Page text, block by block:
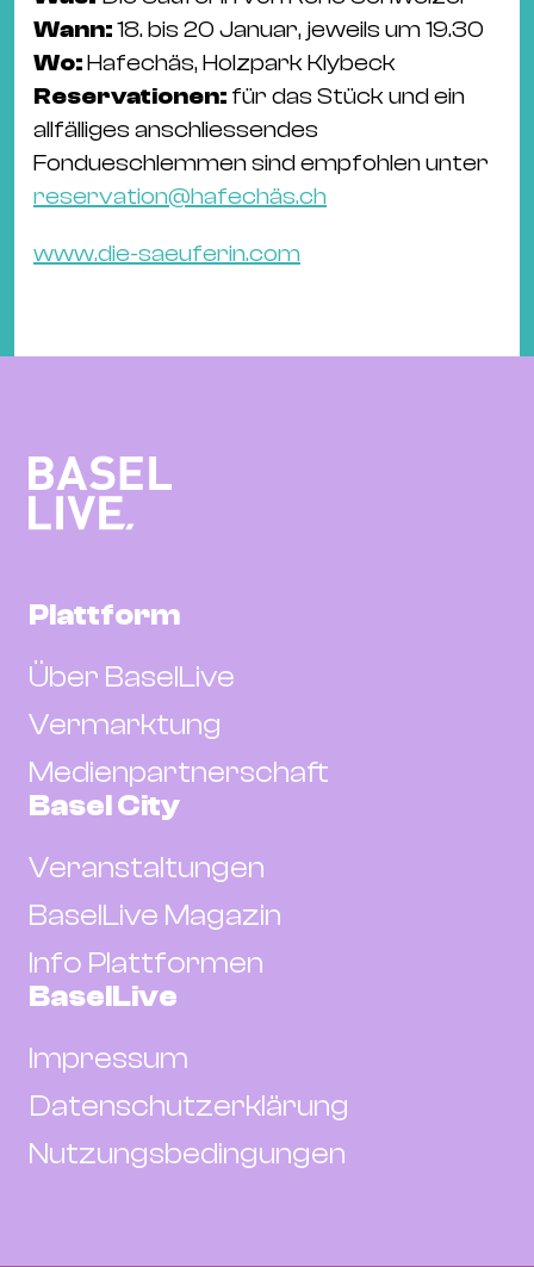
Wann:18. bis 20 Januar, jeweils um 19.30
Wo:Hafechäs, Holzpark Klybeck
Reservationen: für das Stück und ein
allfälliges anschliessendes
Fondueschlemmen sind empfohlen unter
reservation@hafechäs.ch
www.die-saeuferin.com
Plattform
Über BaselLive
Vermarktung
Medienpartnerschaft
Basel City
Veranstaltungen
BaselLive Magazin
Info Plattformen
BaselLive
Impressum
Datenschutzerklärung
Nutzungsbedingungen